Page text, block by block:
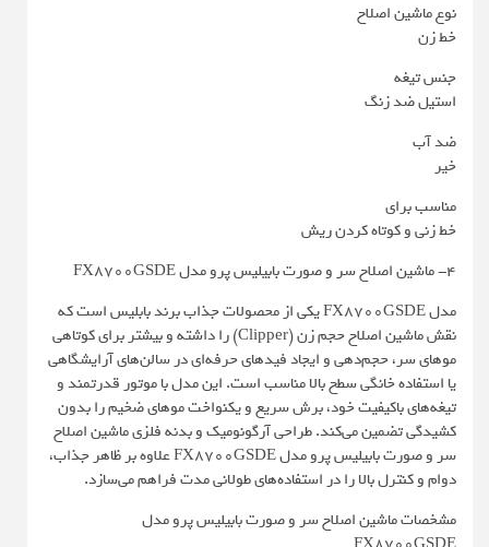
نوع ماشین اصلاح
خط زن
جنس تیغه
استیل ضد زنگ
ضد آب
خیر
مناسب برای
خط زنی و کوتاه کردن ریش
4- ماشین اصلاح سر و صورت بابیلیس پرو مدل FX8700GSDE
مدل FX8700GSDE یکی از محصولات جذاب برند بابلیس است که
نقش ماشین اصلاح حجم زن (Clipper) را داشته و بیشتر برای کوتاهی
موهای سر، حجم‌دهی و ایجاد فیدهای حرفه‌ای در سالن‌های آرایشگاهی
یا استفاده خانگی سطح بالا مناسب است. این مدل با موتور قدرتمند و
تیغه‌های باکیفیت خود، برش سریع و یکنواخت موهای ضخیم را بدون
کشیدگی تضمین می‌کند. طراحی آرگونومیک و بدنه فلزی ماشین اصلاح
سر و صورت بابیلیس پرو مدل FX8700GSDE علاوه بر ظاهر جذاب،
دوام و کنترل بالا را در استفاده‌های طولانی مدت فراهم می‌سازد.
مشخصات ماشین اصلاح سر و صورت بابیلیس پرو مدل